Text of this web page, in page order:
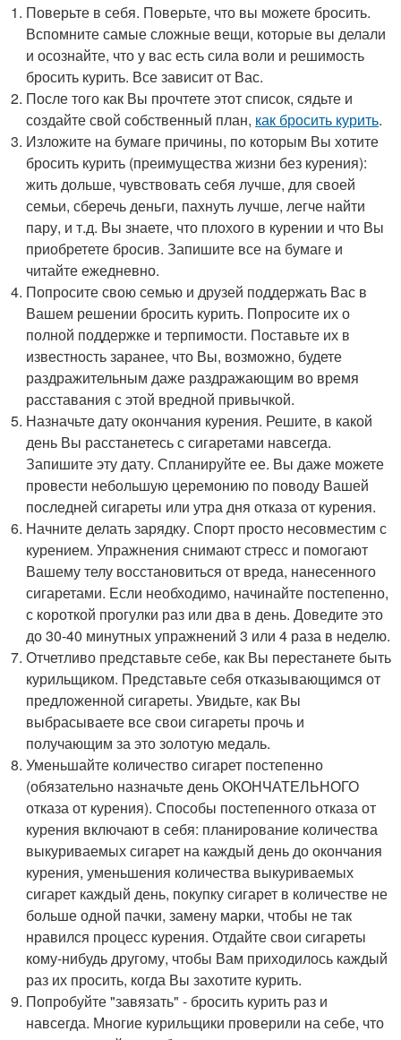
Поверьте в себя. Поверьте, что вы можете бросить.
Вспомните самые сложные вещи, которые вы делали
и осознайте, что у вас есть сила воли и решимость
бросить курить. Все зависит от Вас.
После того как Вы прочтете этот список, сядьте и
создайте свой собственный план, как бросить курить.
Изложите на бумаге причины, по которым Вы хотите
бросить курить (преимущества жизни без курения):
жить дольше, чувствовать себя лучше, для своей
семьи, сберечь деньги, пахнуть лучше, легче найти
пару, и т.д. Вы знаете, что плохого в курении и что Вы
приобретете бросив. Запишите все на бумаге и
читайте ежедневно.
Попросите свою семью и друзей поддержать Вас в
Вашем решении бросить курить. Попросите их о
полной поддержке и терпимости. Поставьте их в
известность заранее, что Вы, возможно, будете
раздражительным даже раздражающим во время
расставания с этой вредной привычкой.
Назначьте дату окончания курения. Решите, в какой
день Вы расстанетесь с сигаретами навсегда.
Запишите эту дату. Спланируйте ее. Вы даже можете
провести небольшую церемонию по поводу Вашей
последней сигареты или утра дня отказа от курения.
Начните делать зарядку. Спорт просто несовместим с
курением. Упражнения снимают стресс и помогают
Вашему телу восстановиться от вреда, нанесенного
сигаретами. Если необходимо, начинайте постепенно,
с короткой прогулки раз или два в день. Доведите это
до 30-40 минутных упражнений 3 или 4 раза в неделю.
Отчетливо представьте себе, как Вы перестанете быть
курильщиком. Представьте себя отказывающимся от
предложенной сигареты. Увидьте, как Вы
выбрасываете все свои сигареты прочь и
получающим за это золотую медаль.
Уменьшайте количество сигарет постепенно
(обязательно назначьте день ОКОНЧАТЕЛЬНОГО
отказа от курения). Способы постепенного отказа от
курения включают в себя: планирование количества
выкуриваемых сигарет на каждый день до окончания
курения, уменьшения количества выкуриваемых
сигарет каждый день, покупку сигарет в количестве не
больше одной пачки, замену марки, чтобы не так
нравился процесс курения. Отдайте свои сигареты
кому-нибудь другому, чтобы Вам приходилось каждый
раз их просить, когда Вы захотите курить.
Попробуйте "завязать" - бросить курить раз и
навсегда. Многие курильщики проверили на себе, что